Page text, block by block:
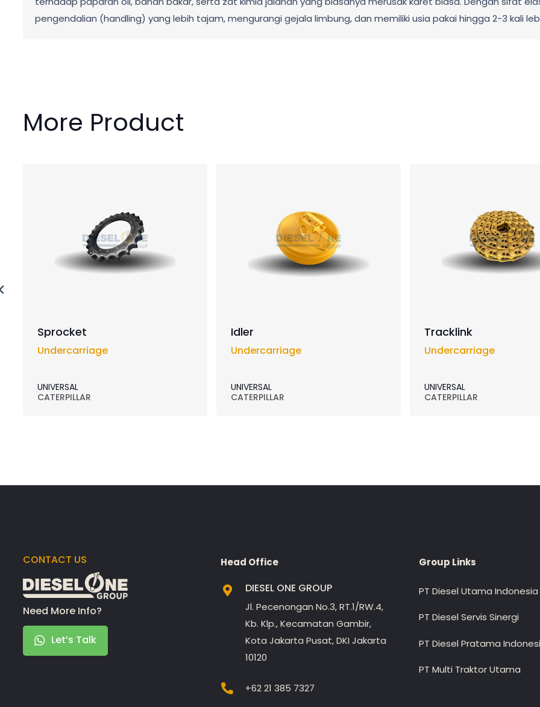
pengendalian (handling) yang lebih tajam, mengurangi gejala limbung, dan memiliki usia pakai hingga 2-3 kali
More Product
Sprocket
Undercarriage
UNIVERSAL
CATERPILLAR
Idler
Undercarriage
UNIVERSAL
CATERPILLAR
Tracklink
Undercarriage
UNIVERSAL
CATERPILLAR
CONTACT US
Need More Info?
Let’s Talk
Head Office
DIESEL ONE GROUP
Jl. Pecenongan No.3, RT.1/RW.4,
Kb. Klp., Kecamatan Gambir,
Kota Jakarta Pusat, DKI Jakarta
10120
+62 21 385 7327
Group Links
PT Diesel Utama Indonesia
PT Diesel Servis Sinergi
PT Diesel Pratama
PT Multi Traktor Utama